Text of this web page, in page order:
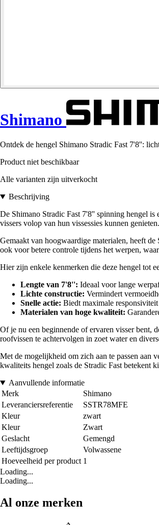
Shimano
Ontdek de hengel Shimano Stradic Fast 7'8'':
Product niet beschikbaar
Alle varianten zijn uitverkocht
Beschrijving
De Shimano Stradic Fast 7'8'' spinning hengel
vissers volop van hun vissessies kunnen genieten.
Gemaakt van hoogwaardige materialen, heeft
ook voor betere controle tijdens het werpen,
Hier zijn enkele kenmerken die deze hengel tot
Lengte van 7'8'': Ideaal voor lange
Lichte constructie: Vermindert
Snelle actie: Biedt maximale
Materialen van hoge kwaliteit:
Of je nu een beginnende of ervaren visser bent,
roofvissen te achtervolgen in zoet water en
Met de mogelijkheid om zich aan te passen aan
kwaliteits hengel zoals de Stradic Fast betekent
Aanvullende informatie
Merk
Shimano
Leveranciersreferentie
SSTR78MFE
Kleur
zwart
Kleur
Zwart
Geslacht
Gemengd
Leeftijdsgroep
Volwassene
Hoeveelheid per product 1
Loading...
Loading...
Al onze merken